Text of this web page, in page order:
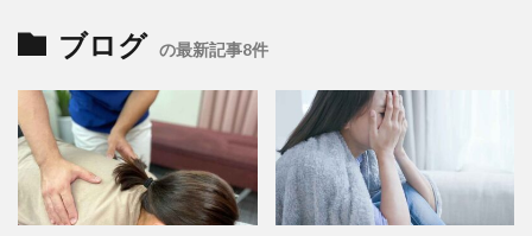
ブログ の最新記事8件